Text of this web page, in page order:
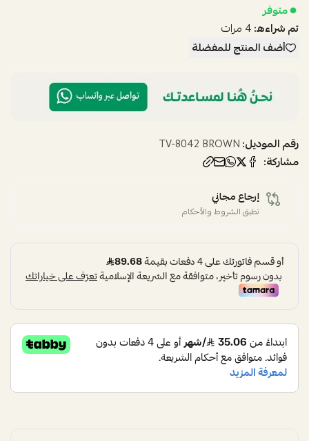
متوفر
تم شراءه:4 مرات
أضف المنتج للمفضلة
رقم الموديل:TV-8042 BROWN
مشاركة:
إرجاع مجاني
تطبق الشروط والأحكام